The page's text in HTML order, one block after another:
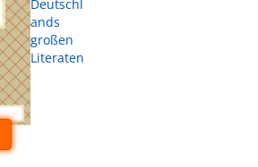
Deutschl
ands
großen
Literaten